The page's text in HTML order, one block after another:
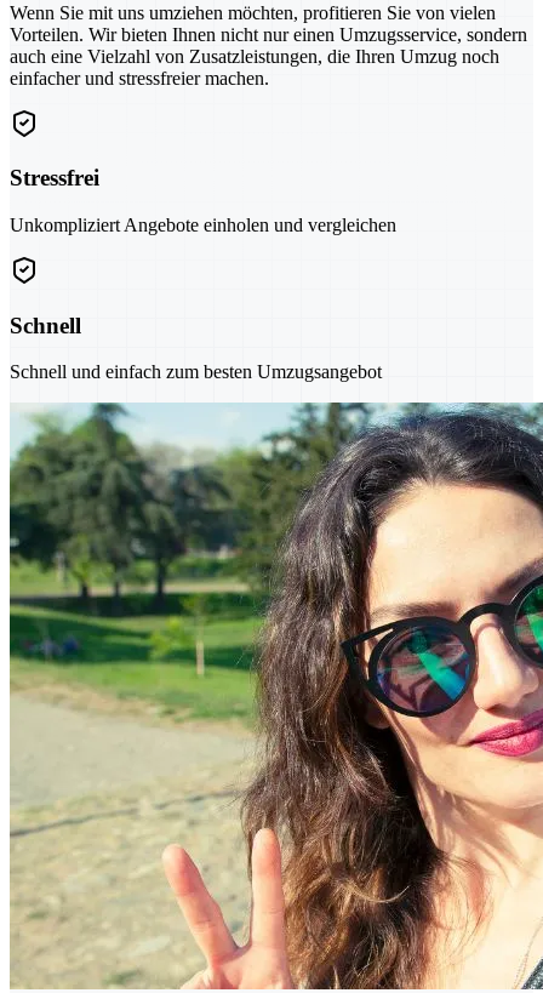
Wenn Sie mit uns umziehen möchten, profitieren Sie von vielen
Vorteilen. Wir bieten Ihnen nicht nur einen Umzugsservice, sondern
auch eine Vielzahl von Zusatzleistungen, die Ihren Umzug noch
einfacher und stressfreier machen.
Stressfrei
Unkompliziert Angebote einholen und vergleichen
Schnell
Schnell und einfach zum besten Umzugsangebot